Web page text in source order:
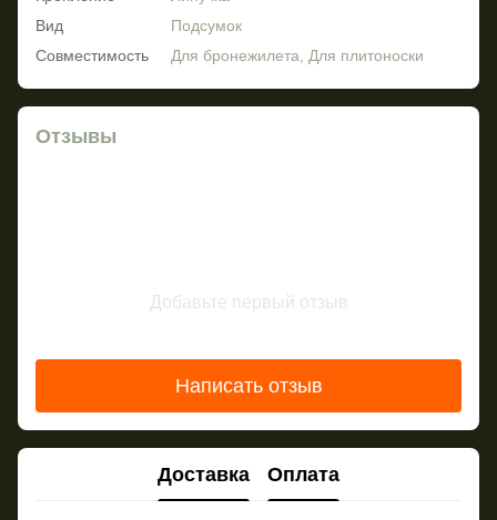
Вид
Подсумок
Совместимость
Для бронежилета, Для плитоноски
Отзывы
Добавьте первый отзыв
Написать отзыв
Доставка Оплата